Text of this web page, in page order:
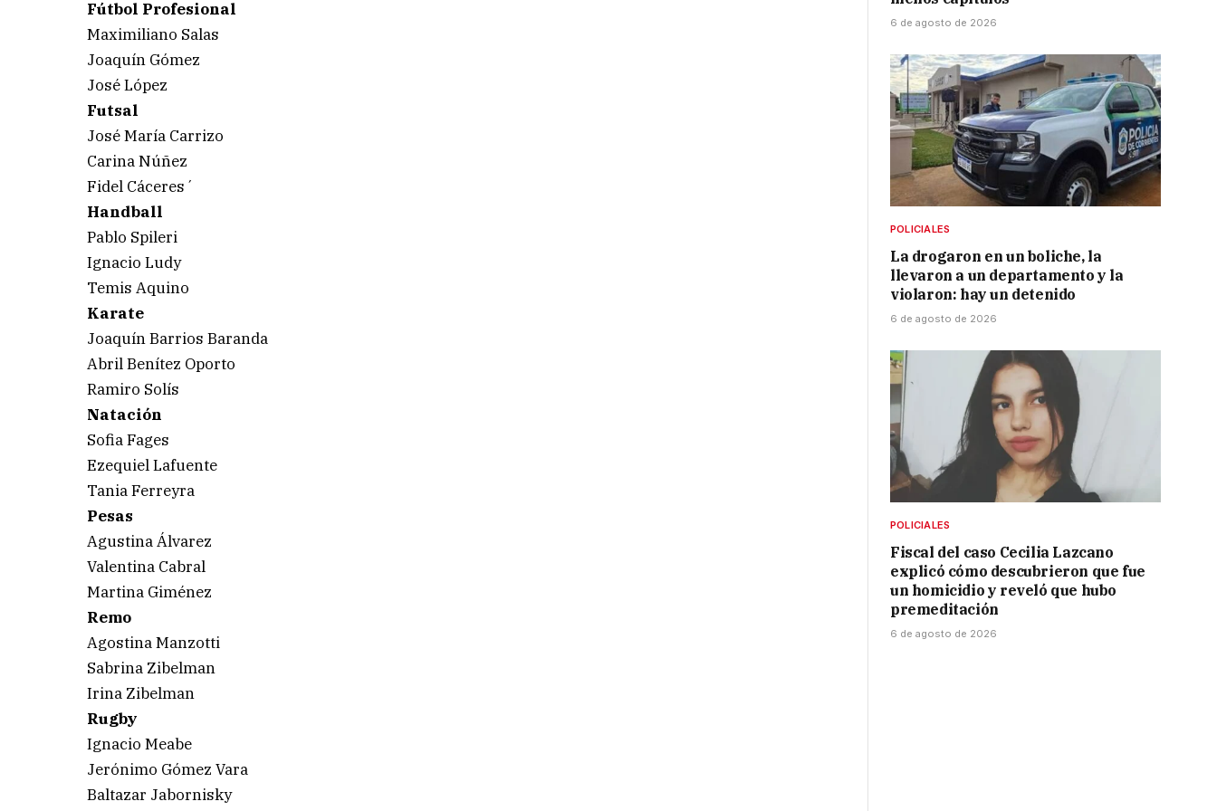
Fútbol Profesional
Maximiliano Salas
Joaquín Gómez
José López
Futsal
José María Carrizo
Carina Núñez
Fidel Cáceres´
Handball
Pablo Spileri
Ignacio Ludy
Temis Aquino
Karate
Joaquín Barrios Baranda
Abril Benítez Oporto
Ramiro Solís
Natación
Sofia Fages
Ezequiel Lafuente
Tania Ferreyra
Pesas
Agustina Álvarez
Valentina Cabral
Martina Giménez
Remo
Agostina Manzotti
Sabrina Zibelman
Irina Zibelman
Rugby
Ignacio Meabe
Jerónimo Gómez Vara
Baltazar Jabornisky
6 de agosto de 2026
POLICIALES
La drogaron en un boliche, la
llevaron a un departamento y la
violaron: hay un detenido
6 de agosto de 2026
POLICIALES
Fiscal del caso Cecilia Lazcano
explicó cómo descubrieron que fue
un homicidio y reveló que hubo
premeditación
6 de agosto de 2026